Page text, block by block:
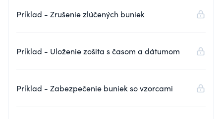
Príklad - Zrušenie zlúčených buniek
Príklad - Uloženie zošita s časom a dátumom
Príklad - Zabezpečenie buniek so vzorcami